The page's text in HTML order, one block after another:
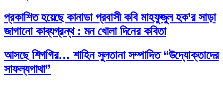
প্রকাশিত হয়েছে কানাডা প্রবাসী কবি মাহফুজুল হক’র সাড়া
জাগানো কাব্যগ্রন্থ : মন খোলা দিনের কবিতা
আসছে শিগগির… শাহিন সুলতানা সম্পাদিত “উদ্যোক্তাদের
সাফল্যগাথা”